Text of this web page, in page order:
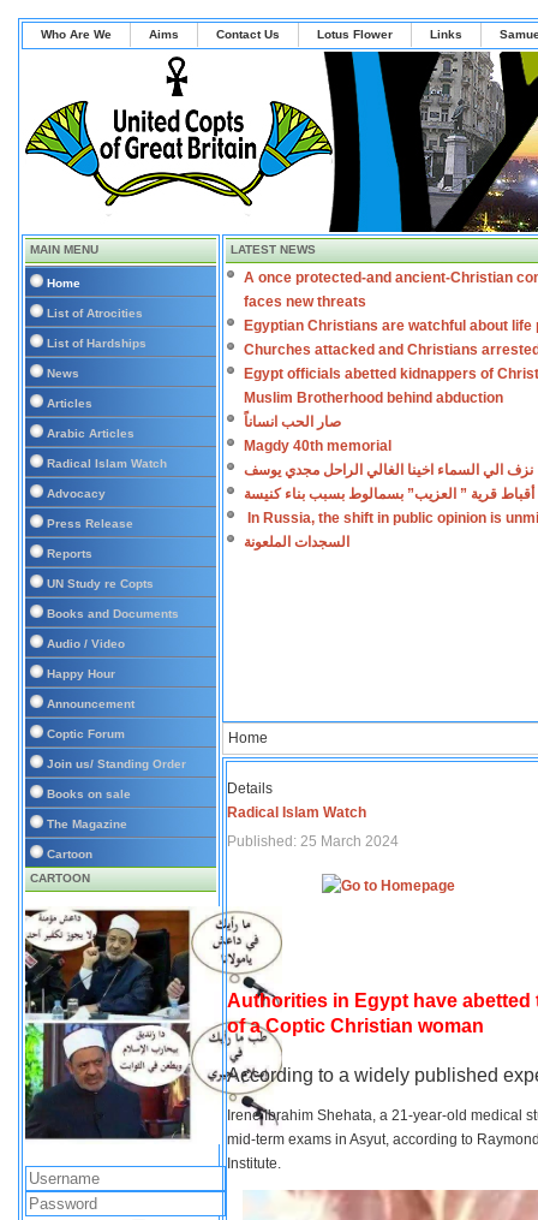
Who Are We Aims Contact Us Lotus Flower Links
MAIN MENU
Home
List of Atrocities
List of Hardships
News
Articles
Arabic Articles
Radical Islam Watch
Advocacy
Press Release
Reports
UN Study re Copts
Books and Documents
Audio / Video
Happy Hour
Announcement
Coptic Forum
Join us/ Standing Order
Books on sale
The Magazine
Cartoon
CARTOON
LATEST NEWS
A once protected-and ancient-Christian
faces new threats
Egyptian Christians are watchful about life
Churches attacked and Christians
Egypt officials abetted kidnappers of
Muslim Brotherhood behind abduction
صار الحب انساناً
Magdy 40th memorial
نزف الي السماء اخينا الغالي الراحل مجدي يوسف
أقباط قرية ” العزيب” بسمالوط بسبب بناء كنيسة
In Russia, the shift in public opinion is
السجدات الملعونة
Home
Details
Radical Islam Watch
Published: 25 March 2024
Authorities in Egypt have
of a Coptic Christian woman
According to a widely published
Irene Ibrahim Shehata, a 21-year-old medical
mid-term exams in Asyut, according to
Institute.